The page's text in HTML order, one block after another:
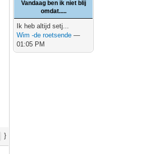
}
Vandaag ben ik niet blij
omdat.....
Ik heb altijd setj...
Wim -de roetsende —
01:05 PM